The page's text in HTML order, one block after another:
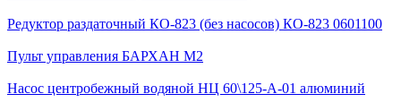
Редуктор раздаточный КО-823 (без насосов) КО-823 0601100
Пульт управления БАРХАН М2
Насос центробежный водяной НЦ 60\125-А-01 алюминий